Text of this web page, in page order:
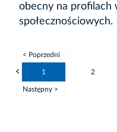
obecny na profilach
społecznościowych.
< Poprzedni
1 2
Następny >